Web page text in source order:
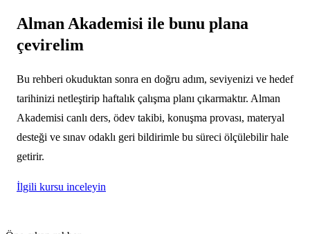
Alman Akademisi ile bunu plana
çevirelim
Bu rehberi okuduktan sonra en doğru adım, seviyenizi ve hedef
tarihinizi netleştirip haftalık çalışma planı çıkarmaktır. Alman
Akademisi canlı ders, ödev takibi, konuşma provası, materyal
desteği ve sınav odaklı geri bildirimle bu süreci ölçülebilir hale
getirir.
İlgili kursu inceleyin